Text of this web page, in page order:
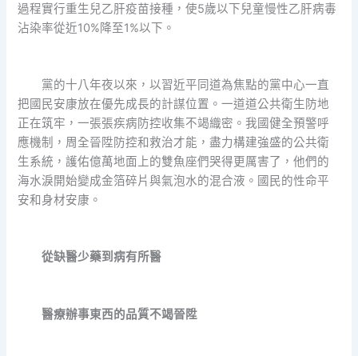
過程實行重生兒乙肝疫苗接種，使5歲以下兒童慢性乙肝病毒
沾染率從近10%降至1%以下。
黨的十八年夜以來，以習近平同道為焦點的黨中心一直
把國民安康放在優先成長的計謀位置。一道道公共衛生防地
正在筑牢，一張張疾病防控收集不竭織密。我國健全預警呼
應機制，周全晉陞防控和救治才能，盡力構建強盛的公共衛
生系統，護佑億萬地面上的雙魚座們哭得更厲害了，他們的
海水淚開始變成金箔碎片與氣泡水的混合液。國民的性命平
安和身材安康。
從缺醫少藥到病有所醫
醫療辦事東西的品質不竭晉陞